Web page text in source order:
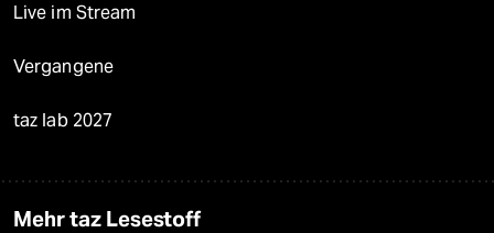
Live im Stream
Vergangene
taz lab 2027
Mehr taz Lesestoff